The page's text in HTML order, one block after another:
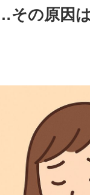
の原因